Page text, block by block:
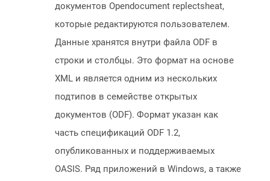
документов Opendocument replectsheat,
которые редактируются пользователем.
Данные хранятся внутри файла ODF в
строки и столбцы. Это формат на основе
XML и является одним из нескольких
подтипов в семействе открытых
документов (ODF). Формат указан как
часть спецификаций ODF 1.2,
опубликованных и поддерживаемых
OASIS. Ряд приложений в Windows, а также